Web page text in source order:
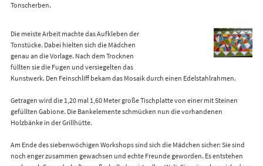
Tonscherben.
Die meiste Arbeit machte das Aufkleben der
Tonstücke. Dabei hielten sich die Mädchen
genau an die Vorlage. Nach dem Trocknen
füllten sie die Fugen und versiegelten das
Kunstwerk. Den Feinschliff bekam das Mosaik durch einen Edelstahlrahmen.
Getragen wird die 1,20 mal 1,60 Meter große Tischplatte von einer mit Steinen
gefüllten Gabione. Die Bankelemente schmücken nun die vorhandenen
Holzbänke in der Grillhütte.
Am Ende des siebenwöchigen Workshops sind sich die Mädchen sicher: Sie sind
noch enger zusammen gewachsen und echte Freunde geworden. Es entstehen